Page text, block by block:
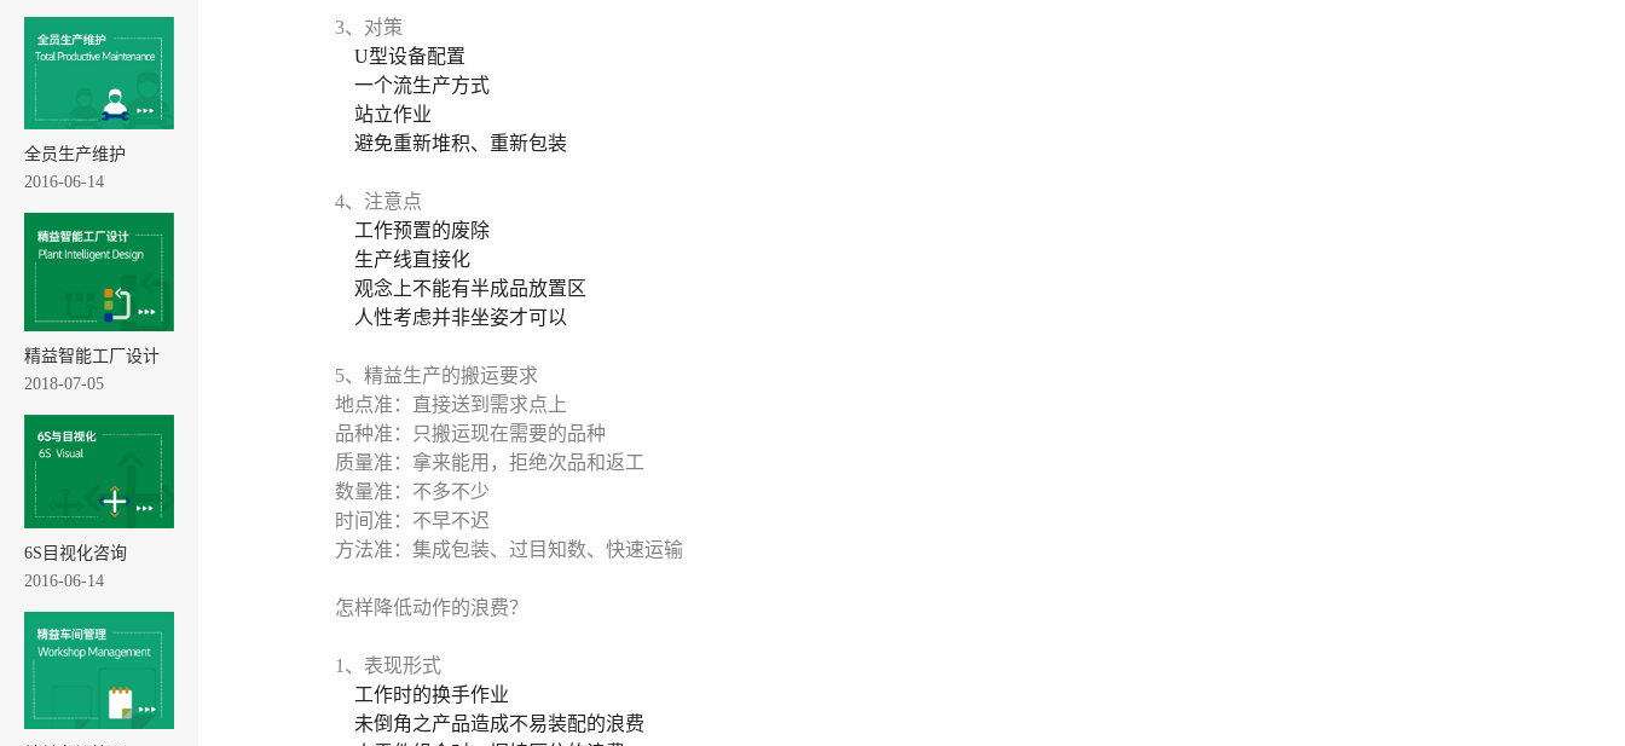
全员生产维护
2016-06-14
精益智能工厂设计
2018-07-05
6S目视化咨询
2016-06-14
3、对策
U型设备配置
一个流生产方式
站立作业
避免重新堆积、重新包装
4、注意点
工作预置的废除
生产线直接化
观念上不能有半成品放置区
人性考虑并非坐姿才可以
5、精益生产的搬运要求
地点准：直接送到需求点上
品种准：只搬运现在需要的品种
质量准：拿来能用，拒绝次品和返工
数量准：不多不少
时间准：不早不迟
方法准：集成包装、过目知数、快速运输
怎样降低动作的浪费？
1、表现形式
工作时的换手作业
未倒角之产品造成不易装配的浪费